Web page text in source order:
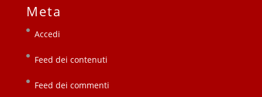
Meta
Accedi
Feed dei contenuti
Feed dei commenti